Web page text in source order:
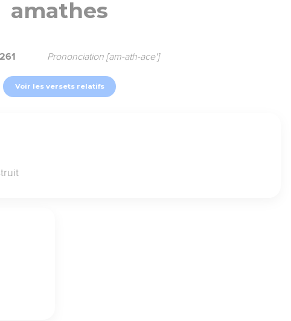
amathes
Prononciation [am-ath-ace']
Voir les versets relatifs